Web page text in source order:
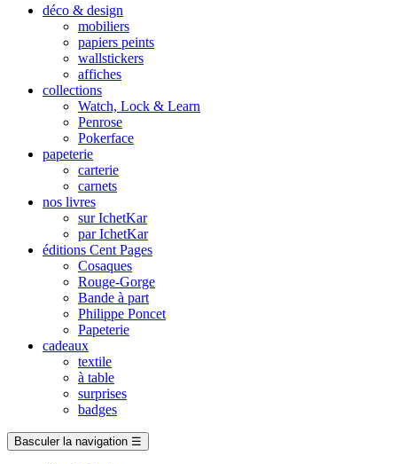
déco & design
mobiliers
papiers peints
wallstickers
affiches
collections
Watch, Lock & Learn
Penrose
Pokerface
papeterie
carterie
carnets
nos livres
sur IchetKar
par IchetKar
éditions Cent Pages
Cosaques
Rouge-Gorge
Bande à part
Philippe Poncet
Papeterie
cadeaux
textile
à table
surprises
badges
Basculer la navigation ☰